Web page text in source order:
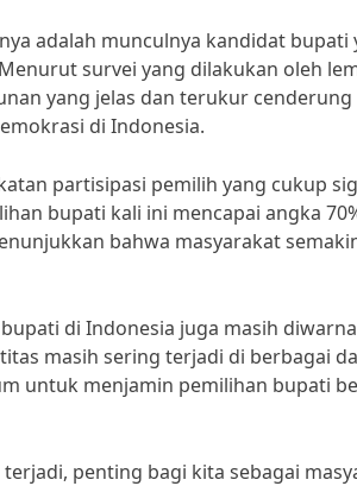
adalah munculnya kandidat bupati
survei yang dilakukan oleh
yang jelas dan terukur
di Indonesia.
partisipasi pemilih yang cukup
bupati kali ini mencapai angka
bahwa masyarakat
di Indonesia juga masih
masih sering terjadi di berbagai
untuk menjamin pemilihan bupati
penting bagi kita sebagai